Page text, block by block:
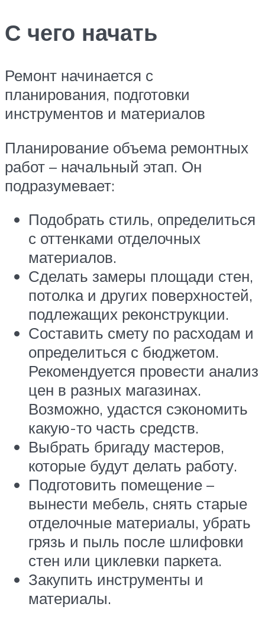
С чего начать
Ремонт начинается с
планирования, подготовки
инструментов и материалов
Планирование объема ремонтных
работ – начальный этап. Он
подразумевает:
Подобрать стиль, определиться
с оттенками отделочных
материалов.
Сделать замеры площади стен,
потолка и других поверхностей,
подлежащих реконструкции.
Составить смету по расходам и
определиться с бюджетом.
Рекомендуется провести анализ
цен в разных магазинах.
Возможно, удастся сэкономить
какую-то часть средств.
Выбрать бригаду мастеров,
которые будут делать работу.
Подготовить помещение –
вынести мебель, снять старые
отделочные материалы, убрать
грязь и пыль после шлифовки
стен или циклевки паркета.
Закупить инструменты и
материалы.